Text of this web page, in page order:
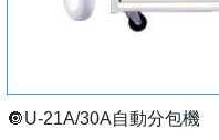
🔘U-21A/30A自動分包機